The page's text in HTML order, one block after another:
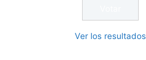
Ver los resultados